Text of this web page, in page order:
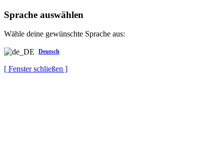
Sprache auswählen
Wähle deine gewünschte Sprache aus:
Deutsch
[ Fenster schließen ]